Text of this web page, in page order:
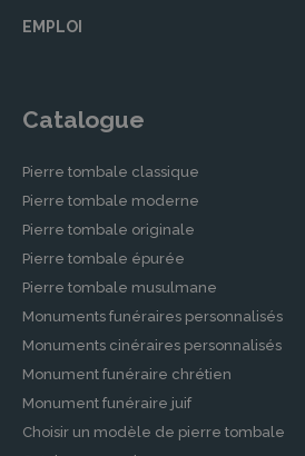
EMPLOI
Catalogue
Pierre tombale classique
Pierre tombale moderne
Pierre tombale originale
Pierre tombale épurée
Pierre tombale musulmane
Monuments funéraires personnalisés
Monuments cinéraires personnalisés
Monument funéraire chrétien
Monument funéraire juif
Choisir un modèle de pierre tombale